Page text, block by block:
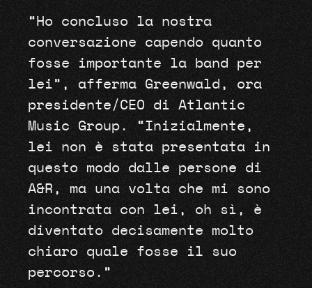
“Ho concluso la nostra
conversazione capendo quanto
fosse importante la band per
lei”, afferma Greenwald, ora
presidente/CEO di Atlantic
Music Group. “Inizialmente,
lei non è stata presentata in
questo modo dalle persone di
A&R, ma una volta che mi sono
incontrata con lei, oh sì, è
diventato decisamente molto
chiaro quale fosse il suo
percorso.”